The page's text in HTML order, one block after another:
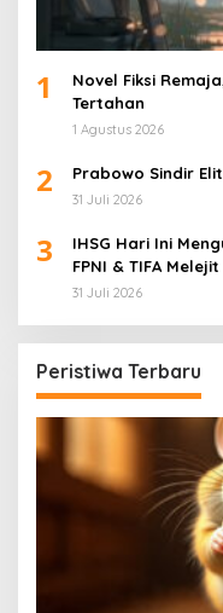
1
Novel Fiksi
Tertahan
1 Agustus 2026
2 Prabowo Sindir
31 Juli 2026
3
IHSG Hari Ini
FPNI & TIFA
Paling Cuan &
31 Juli 2026
Peristiwa Terbaru